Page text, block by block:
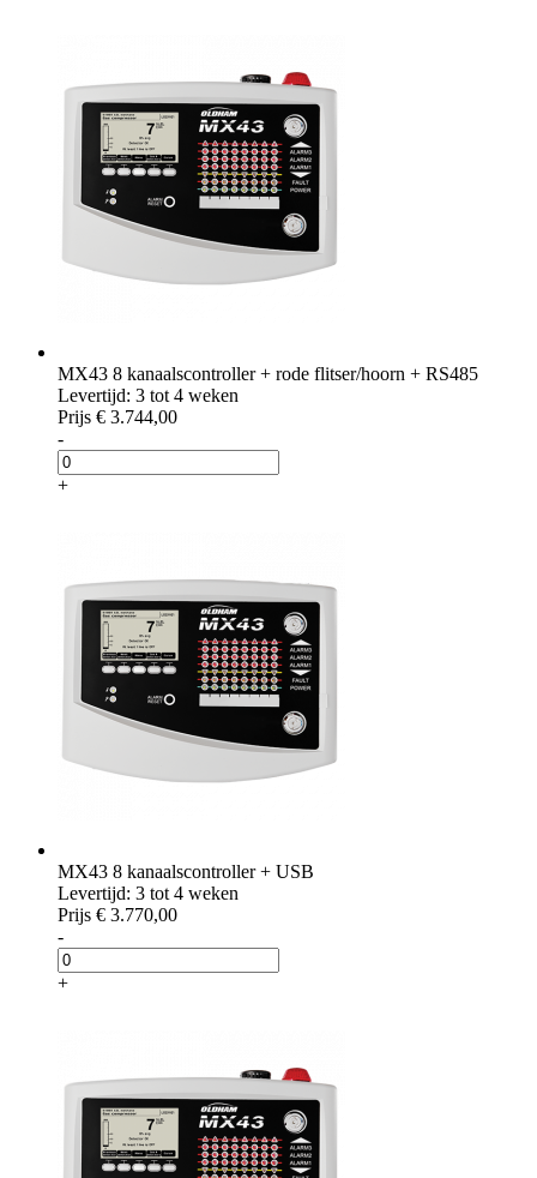
MX43 8 kanaalscontroller + rode flitser/hoorn + RS485
Levertijd: 3 tot 4 weken
Prijs € 3.744,00
-
+
MX43 8 kanaalscontroller + USB
Levertijd: 3 tot 4 weken
Prijs € 3.770,00
-
+